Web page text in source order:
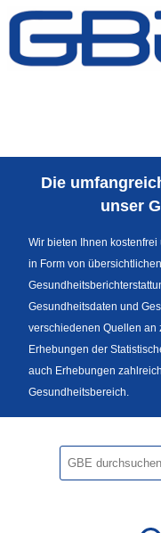
Zum Inhalt
Sprachumschaltung
Die
unser
Wir bieten Ihnen
in Form von
Gesundheitsdaten und
verschiedenen Quellen an
Erhebungen der
auch Erhebungen
Gesundheitsbereich.